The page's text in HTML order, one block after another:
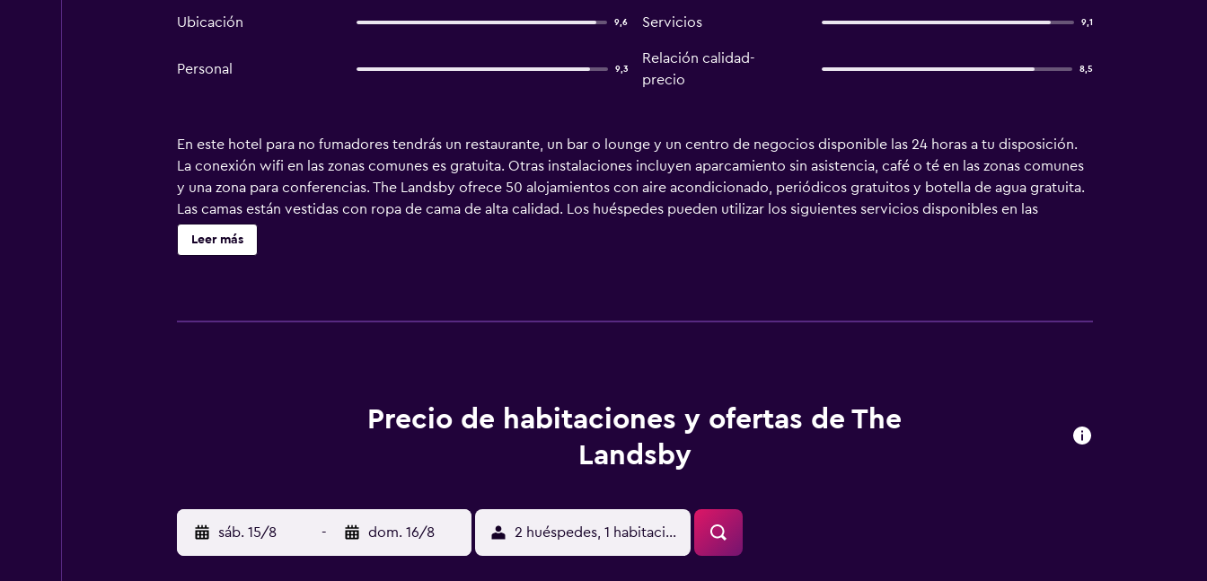
Ubicación 9,6 Servicios 9,1
Personal 9,3
Relación calidad-
precio
8,5
En este hotel para no fumadores tendrás un restaurante, un bar o lounge y un centro de negocios disponible las 24 horas a tu disposición.
La conexión wifi en las zonas comunes es gratuita. Otras instalaciones incluyen aparcamiento sin asistencia, café o té en las zonas comunes
y una zona para conferencias. The Landsby ofrece 50 alojamientos con aire acondicionado, periódicos gratuitos y botella de agua gratuita.
Las camas están vestidas con ropa de cama de alta calidad. Los huéspedes pueden utilizar los siguientes servicios disponibles en las
habitaciones: frigorífico y cafetera y tetera. Los baños están equipados con ducha y bañera combinadas y artículos de higiene personal
gratuitos. Los huéspedes pueden navegar por la web gracias a nuestro acceso a Internet wifi gratis. Se ofrece una televisión de pantalla
Leer más
Precio de habitaciones y ofertas de The
Landsby
sáb. 15/8 - dom. 16/8 2 huéspedes, 1 habitación